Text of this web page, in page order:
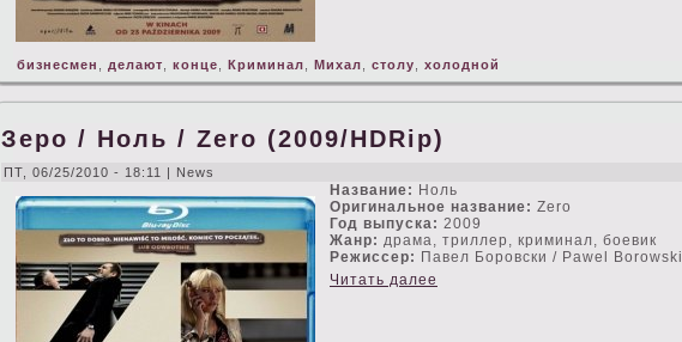
бизнесмен делают конце Криминал Михал стοлу холодной
Зеро / Ноль / Zero (2009/HDRip)
ПТ, 06/25/2010 - 18:11 | News
Название: Ноль
Оригинальное название: Zero
Год выпуска: 2009
Жанр: драма, триллер, криминал, боевик
Режисceр: Павел Боровски / Pawel Borowski
Читать далее